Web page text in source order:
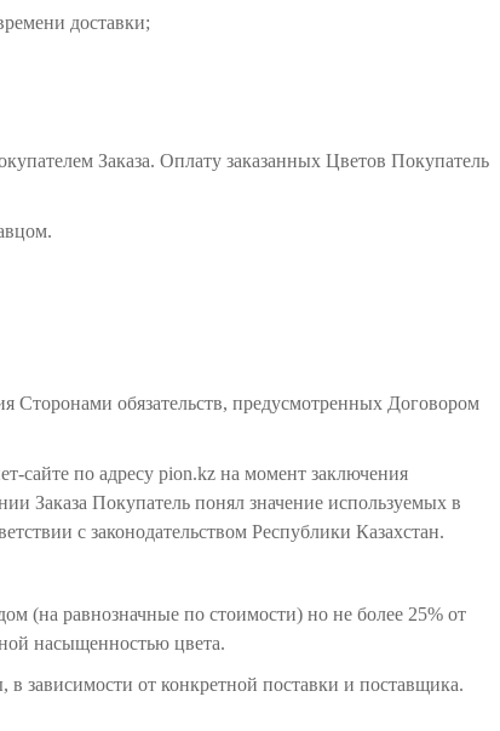
доставки;
Заказа. Оплату заказанных Цветов Покупатель
Сторонами обязательств, предусмотренных Договором
сайте по адресу pion.kz на момент заключения
Заказа Покупатель понял значение используемых в
с законодательством Республики Казахстан.
(на равнозначные по стоимости) но не более 25% от
насыщенностью цвета.
зависимости от конкретной поставки и поставщика.